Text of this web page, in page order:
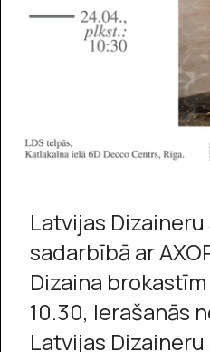
Latvijas
sadarbībā ar
Dizaina
10.30, Ierašanās
Latvijas